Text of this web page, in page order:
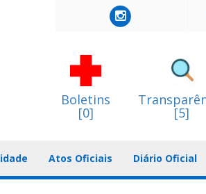
Boletins
[0] [5]
Atos Oficiais Diário Oficial